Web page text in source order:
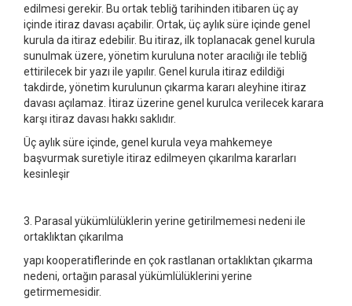
edilmesi gerekir. Bu ortak tebliğ tarihinden itibaren üç ay
içinde itiraz davası açabilir. Ortak, üç aylık süre içinde genel
kurula da itiraz edebilir. Bu itiraz, ilk toplanacak genel kurula
sunulmak üzere, yönetim kuruluna noter aracılığı ile tebliğ
ettirilecek bir yazı ile yapılır. Genel kurula itiraz edildiği
takdirde, yönetim kurulunun çıkarma kararı aleyhine itiraz
davası açılamaz. İtiraz üzerine genel kurulca verilecek karara
karşı itiraz davası hakkı saklıdır.
Üç aylık süre içinde, genel kurula veya mahkemeye
başvurmak suretiyle itiraz edilmeyen çıkarılma kararları
kesinleşir
3. Parasal yükümlülüklerin yerine getirilmemesi nedeni ile
ortaklıktan çıkarılma
yapı kooperatiflerinde en çok rastlanan ortaklıktan çıkarma
nedeni, ortağın parasal yükümlülüklerini yerine
getirmemesidir.